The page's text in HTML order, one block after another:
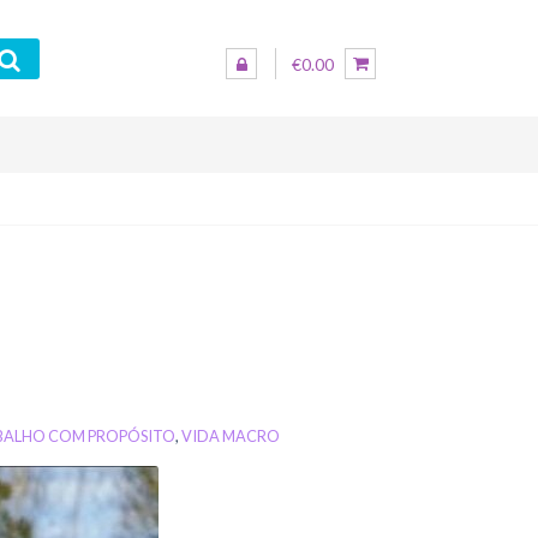
€0.00
COM PROPÓSITO,VIDA MACRO